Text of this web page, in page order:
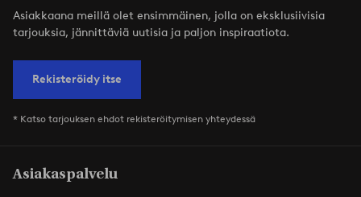
Asiakkaana meillä olet ensimmäinen, jolla on eksklusiivisia
tarjouksia, jännittäviä uutisia ja paljon inspiraatiota.
Rekisteröidy itse
* Katso tarjouksen ehdot rekisteröitymisen yhteydessä
Asiakaspalvelu